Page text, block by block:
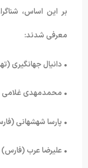
بر این اساس،
معرفی شدند:
• دانیال جهانگیری
• محمدمهدی غلامی
• پارسا شهشهانی
• علیرضا عرب (فارس)